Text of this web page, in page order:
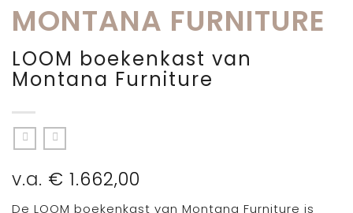
LOOM boekenkast van
Montana Furniture
v.a. € 1.662,00
MONTANA FURNITURE
De LOOM boekenkast van Montana Furniture is